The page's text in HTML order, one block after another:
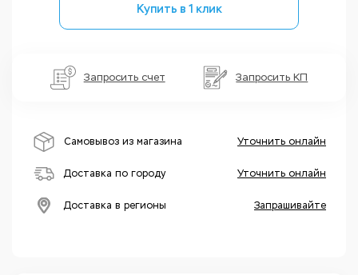
Купить в 1 клик
Запросить счет Запросить КП
Самовывоз из магазина Уточнить онлайн
Доставка по городу Уточнить онлайн
Доставка в регионы Запрашивайте